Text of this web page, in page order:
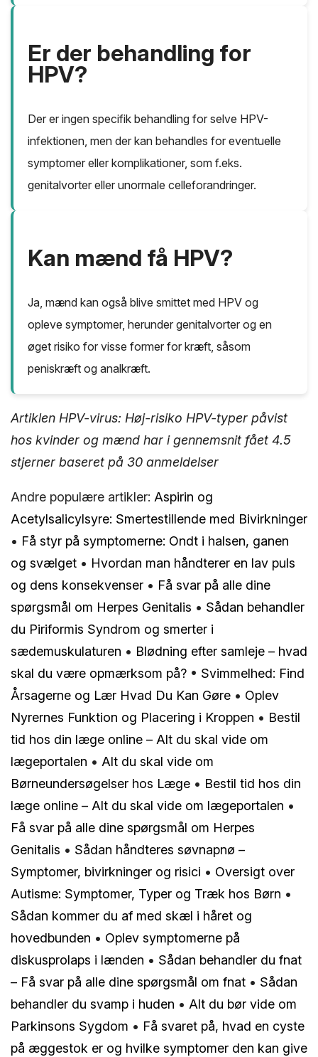
Er der behandling for
HPV?
Der er ingen specifik behandling for selve HPV-
infektionen, men der kan behandles for eventuelle
symptomer eller komplikationer, som f.eks.
genitalvorter eller unormale celleforandringer.
Kan mænd få HPV?
Ja, mænd kan også blive smittet med HPV og
opleve symptomer, herunder genitalvorter og en
øget risiko for visse former for kræft, såsom
peniskræft og analkræft.
Artiklen HPV-virus: Høj-risiko HPV-typer påvist
hos kvinder og mænd har i gennemsnit fået 4.5
stjerner baseret på 30 anmeldelser
Andre populære artikler: Aspirin og
Acetylsalicylsyre: Smertestillende med Bivirkninger
• Få styr på symptomerne: Ondt i halsen, ganen
og svælget • Hvordan man håndterer en lav puls
og dens konsekvenser • Få svar på alle dine
spørgsmål om Herpes Genitalis • Sådan behandler
du Piriformis Syndrom og smerter i
sædemuskulaturen • Blødning efter samleje – hvad
skal du være opmærksom på? • Svimmelhed: Find
Årsagerne og Lær Hvad Du Kan Gøre • Oplev
Nyrernes Funktion og Placering i Kroppen • Bestil
tid hos din læge online – Alt du skal vide om
lægeportalen • Alt du skal vide om
Børneundersøgelser hos Læge • Bestil tid hos din
læge online – Alt du skal vide om lægeportalen •
Få svar på alle dine spørgsmål om Herpes
Genitalis • Sådan håndteres søvnapnø –
Symptomer, bivirkninger og risici • Oversigt over
Autisme: Symptomer, Typer og Træk hos Børn •
Sådan kommer du af med skæl i håret og
hovedbunden • Oplev symptomerne på
diskusprolaps i lænden • Sådan behandler du fnat
– Få svar på alle dine spørgsmål om fnat • Sådan
behandler du svamp i huden • Alt du bør vide om
Parkinsons Sygdom • Få svaret på, hvad en cyste
på æggestok er og hvilke symptomer den kan give